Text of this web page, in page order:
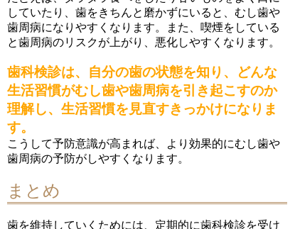
していたり、歯をきちんと磨かずにいると、むし歯や
歯周病になりやすくなります。また、喫煙をしている
と歯周病のリスクが上がり、悪化しやすくなります。
歯科検診は、自分の歯の状態を知り、どんな
生活習慣がむし歯や歯周病を引き起こすのか
理解し、生活習慣を見直すきっかけになりま
す。
こうして予防意識が高まれば、より効果的にむし歯や
歯周病の予防がしやすくなります。
まとめ
歯を維持していくためには、定期的に歯科検診を受け